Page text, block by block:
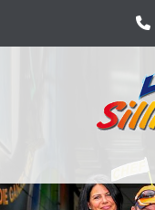
